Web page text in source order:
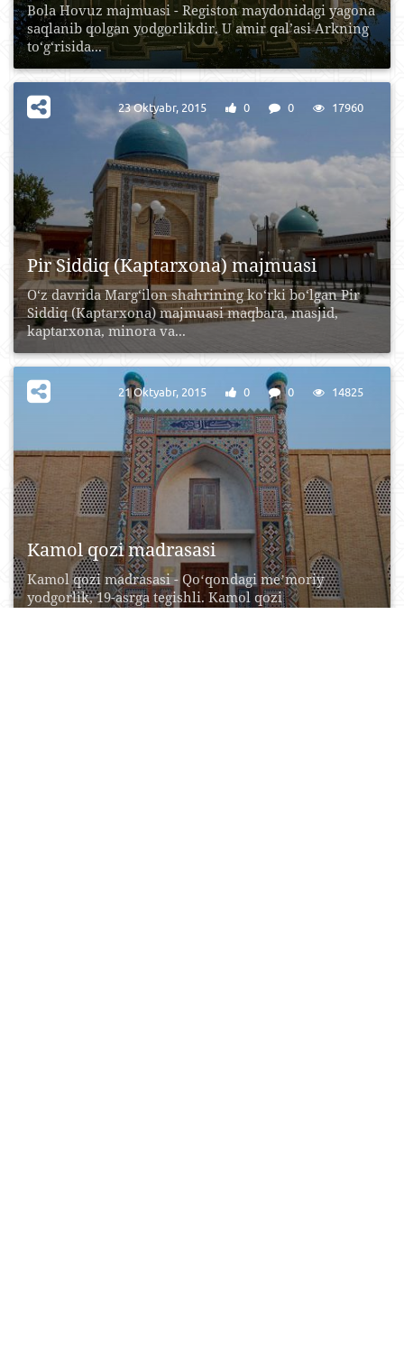
Bola Hovuz majmuasi - Registon maydonidagi yagona
saqlanib qolgan yodgorlikdir. U amir qal’asi Arkning
to‘g‘risida...
Pir Siddiq (Kaptarxona) majmuasi
O‘z davrida Marg‘ilon shahrining ko‘rki bo‘lgan Pir
Siddiq (Kaptarxona) majmuasi maqbara, masjid,
kaptarxona, minora va...
23 Oktyabr, 2015 0 0 17960
Kamol qozi madrasasi
Kamol qozi madrasasi - Qoʻqondagi meʼmoriy
yodgorlik, 19-asrga tegishli. Kamol qozi
21 Oktyabr, 2015 0 0 14825